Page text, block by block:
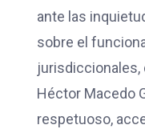
ante las
sobre el
jurisdiccionales,
Héctor Macedo
respetuoso,